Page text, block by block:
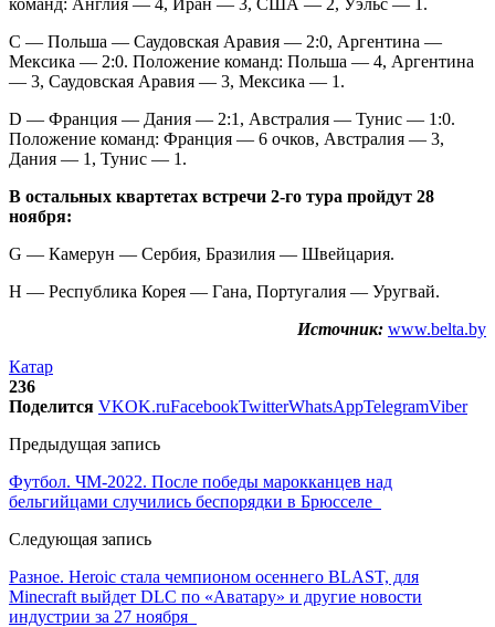
С — Польша — Саудовская Аравия — 2:0, Аргентина —
Мексика — 2:0. Положение команд: Польша — 4, Аргентина
— 3, Саудовская Аравия — 3, Мексика — 1.
D — Франция — Дания — 2:1, Австралия — Тунис — 1:0.
Положение команд: Франция — 6 очков, Австралия — 3,
Дания — 1, Тунис — 1.
В остальных квартетах встречи 2-го тура пройдут 28
ноября:
G — Камерун — Сербия, Бразилия — Швейцария.
Н — Республика Корея — Гана, Португалия — Уругвай.
Источник: www.belta.by
Катар
236
Поделится VKOK.ruFacebookTwitterWhatsAppTelegramViber
Предыдущая запись
Футбол. ЧМ-2022. После победы марокканцев над
бельгийцами случились беспорядки в Брюсселе
Следующая запись
Разное. Heroic стала чемпионом осеннего BLAST, для
Minecraft выйдет DLC по «Аватару» и другие новости
индустрии за 27 ноября